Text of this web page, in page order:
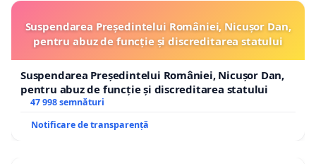
Suspendarea Președintelui României, Nicușor Dan,
pentru abuz de funcție și discreditarea statului
Suspendarea Președintelui României, Nicușor Dan,
pentru abuz de funcție și discreditarea statului
47 998 semnături
Notificare de transparență